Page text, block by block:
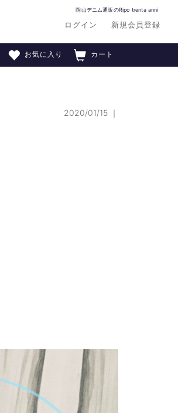
岡山デニム通販のRipo trenta anni
ログイン 新規会員登録
カート
お気に入り
2020/01/15 ｜